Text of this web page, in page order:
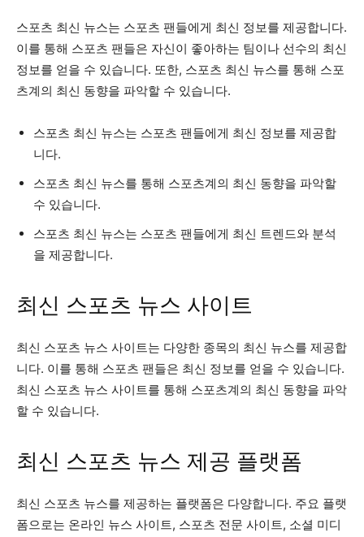
스포츠 최신 뉴스는 스포츠 팬들에게 최신 정보를 제공합니다.
이를 통해 스포츠 팬들은 자신이 좋아하는 팀이나 선수의 최신
정보를 얻을 수 있습니다. 또한, 스포츠 최신 뉴스를 통해 스포
츠계의 최신 동향을 파악할 수 있습니다.
스포츠 최신 뉴스는 스포츠 팬들에게 최신 정보를 제공합
니다.
스포츠 최신 뉴스를 통해 스포츠계의 최신 동향을 파악할
수 있습니다.
스포츠 최신 뉴스는 스포츠 팬들에게 최신 트렌드와 분석
을 제공합니다.
최신 스포츠 뉴스 사이트
최신 스포츠 뉴스 사이트는 다양한 종목의 최신 뉴스를 제공합
니다. 이를 통해 스포츠 팬들은 최신 정보를 얻을 수 있습니다.
최신 스포츠 뉴스 사이트를 통해 스포츠계의 최신 동향을 파악
할 수 있습니다.
최신 스포츠 뉴스 제공 플랫폼
최신 스포츠 뉴스를 제공하는 플랫폼은 다양합니다. 주요 플랫
폼으로는 온라인 뉴스 사이트, 스포츠 전문 사이트, 소셜 미디